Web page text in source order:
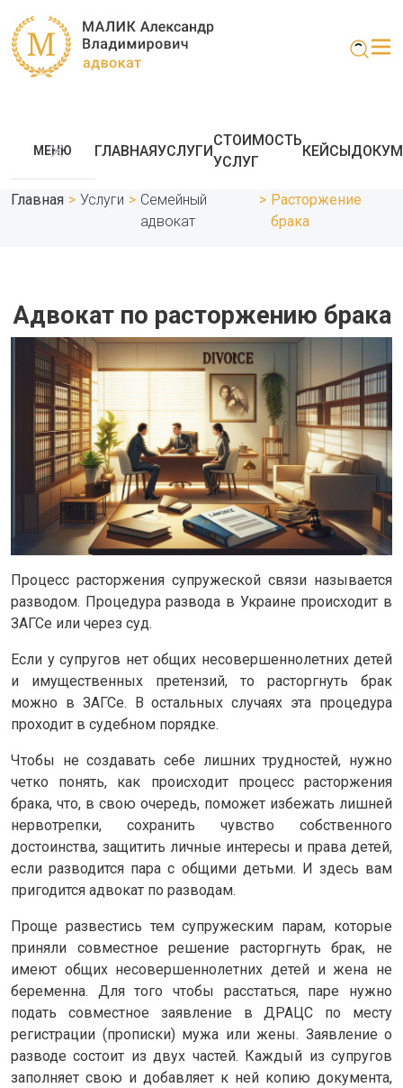
МЕНЮ ГЛАВНАЯУСЛУГИ
СТОИМОСТЬ
УСЛУГ
КЕЙСЫ
Главная > Услуги > Семейный
адвокат
> Расторжение
брака
Адвокат по расторжению брака
Процесс расторжения супружеской связи называется
разводом. Процедура развода в Украине происходит в
ЗАГСе или через суд.
Если у супругов нет общих несовершеннолетних детей
и имущественных претензий, то расторгнуть брак
можно в ЗАГСе. В остальных случаях эта процедура
проходит в судебном порядке.
Чтобы не создавать себе лишних трудностей, нужно
четко понять, как происходит процесс расторжения
брака, что, в свою очередь, поможет избежать лишней
нервотрепки, сохранить чувство собственного
достоинства, защитить личные интересы и права детей,
если разводится пара с общими детьми. И здесь вам
пригодится адвокат по разводам.
Проще развестись тем супружеским парам, которые
приняли совместное решение расторгнуть брак, не
имеют общих несовершеннолетних детей и жена не
беременна. Для того чтобы расстаться, паре нужно
подать совместное заявление в ДРАЦС по месту
регистрации (прописки) мужа или жены. Заявление о
разводе состоит из двух частей. Каждый из супругов
заполняет свою и добавляет к ней копию документа,